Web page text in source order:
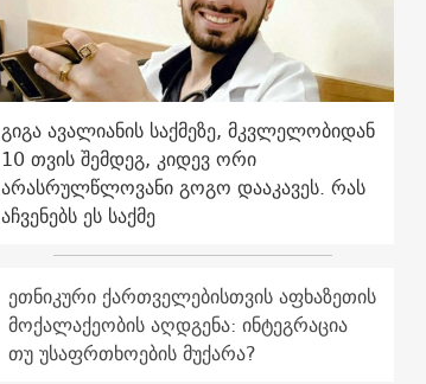
გიგა ავალიანის საქმეზე, მკვლელობიდან
10 თვის შემდეგ, კიდევ ორი
არასრულწლოვანი გოგო დააკავეს. რას
აჩვენებს ეს საქმე
ეთნიკური ქართველებისთვის აფხაზეთის
მოქალაქეობის აღდგენა: ინტეგრაცია
თუ უსაფრთხოების მუქარა?